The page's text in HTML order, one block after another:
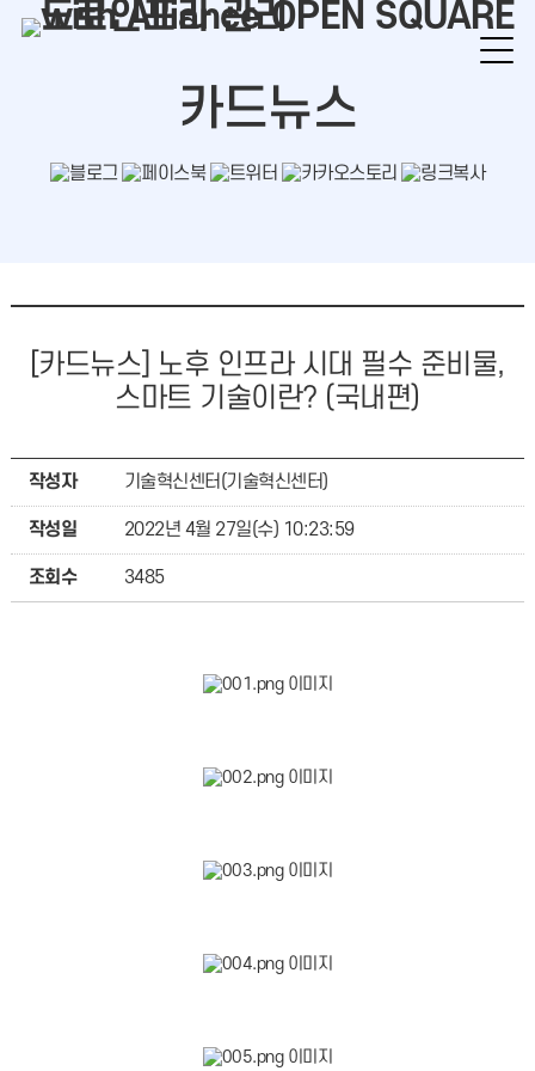
본문바로가기
카드뉴스
[카드뉴스] 노후 인프라 시대 필수 준비물,
스마트 기술이란? (국내편)
작성자 기술혁신센터(기술혁신센터)
작성일 2022년 4월 27일(수) 10:23:59
조회수 3485